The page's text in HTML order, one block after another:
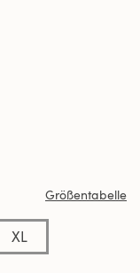
Größentabelle
XL